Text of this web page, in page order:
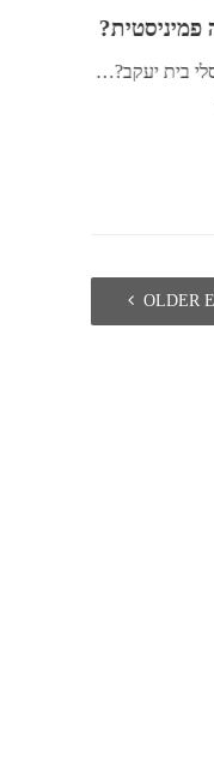
בית יעקב?…
OLDER